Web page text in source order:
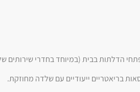
הדלתות בבית (במיוחד בחדרי שירותים
בריאטריים ייעודיים עם שלדה מחוזקת.